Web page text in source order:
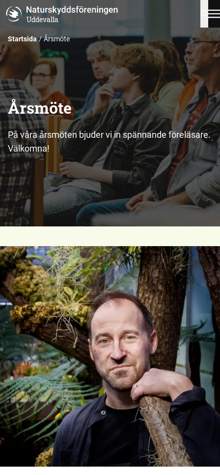
Uddevalla
Startsida Årsmöte
Årsmöte
På våra årsmöten bjuder vi in spännande föreläsare.
Välkomna!